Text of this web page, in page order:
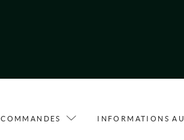
COMMANDES INFORMATIONS